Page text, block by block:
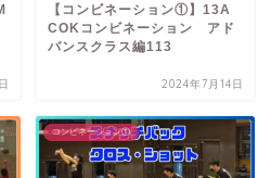
【コンビネーション①】13A
COKコンビネーション アド
バンスクラス編113
2024年7月14日
コンビネーション①